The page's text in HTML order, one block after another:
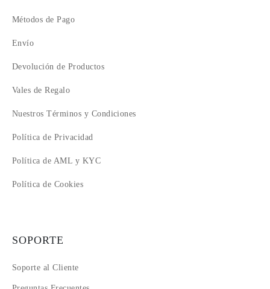
Métodos de Pago
Envío
Devolución de Productos
Vales de Regalo
Nuestros Términos y Condiciones
Política de Privacidad
Política de AML y KYC
Política de Cookies
SOPORTE
Soporte al Cliente